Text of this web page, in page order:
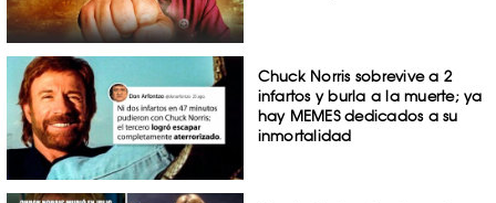
Chuck Norris sobrevive a 2
infartos y burla a la muerte; ya
hay MEMES dedicados a su
inmortalidad